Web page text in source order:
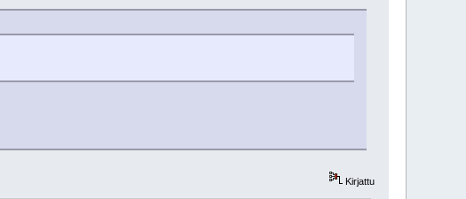
Kirjattu